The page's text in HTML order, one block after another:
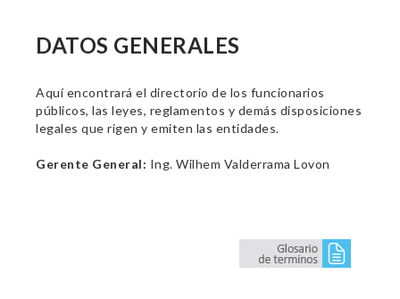
DATOS GENERALES
Aquí encontrará el directorio de los funcionarios
públicos, las leyes, reglamentos y demás disposiciones
legales que rigen y emiten las entidades.
Gerente General: Ing. Wilhem Valderrama Lovon